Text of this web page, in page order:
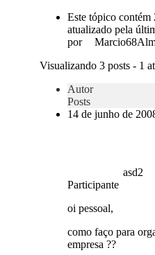
Este tópico contém
atualizado pela
por
Visualizando 3 posts - 1
Autor
Posts
14 de junho de
asd2
Participante
oi pessoal,
como faço para
empresa ??